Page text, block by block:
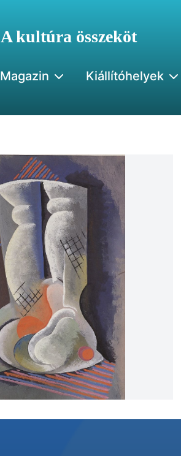
A kultúra összeköt
Magazin Kiállítóhelyek